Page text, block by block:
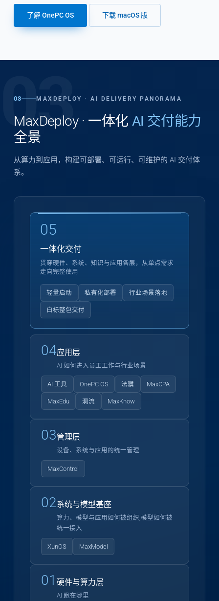
了解 OnePC OS 下载 macOS 版
03
03 MAXDEPLOY · AI DELIVERY PANORAMA
MaxDeploy · 一体化 AI 交付能力
全景
从算力到应用，构建可部署、可运行、可维护的 AI 交付体
系。
04应用层
AI 如何进入员工工作与行业场景
AI 工具 OnePC OS 法骥 MaxCPA
MaxEdu 洞流 MaxKnow
03管理层
设备、系统与应用的统一管理
MaxControl
02系统与模型基座
算力、模型与应用如何被组织,模型如何被
统一接入
XunOS MaxModel
01 硬件与算力层
AI 跑在哪里
05
一体化交付
贯穿硬件、系统、知识与应用各层，从单点需求
走向完整使用
轻量启动 私有化部署 行业场景落地
白标整包交付